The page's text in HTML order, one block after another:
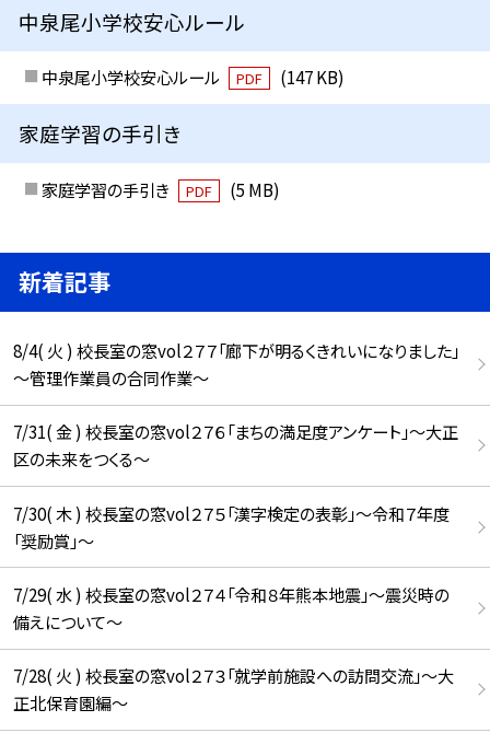
中泉尾小学校安心ルール
中泉尾小学校安心ルール PDF (147 KB)
家庭学習の手引き
家庭学習の手引き PDF (5 MB)
新着記事
8/4( 火 ) 校長室の窓vol２７７「廊下が明るくきれいになりました」
～管理作業員の合同作業～
7/31( 金 ) 校長室の窓vol２７６「まちの満足度アンケート」～大正
区の未来をつくる～
7/30( 木 ) 校長室の窓vol２７５「漢字検定の表彰」～令和７年度
「奨励賞」～
7/29( 水 ) 校長室の窓vol２７４「令和８年熊本地震」～震災時の
備えについて～
7/28( 火 ) 校長室の窓vol２７３「就学前施設への訪問交流」～大
正北保育園編～